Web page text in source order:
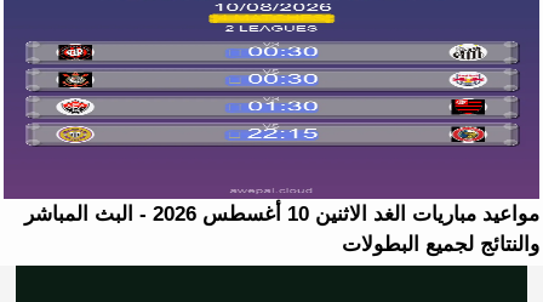
مواعيد مباريات الغد الاثنين 10 أغسطس 2026 - البث المباشر
والنتائج لجميع البطولات